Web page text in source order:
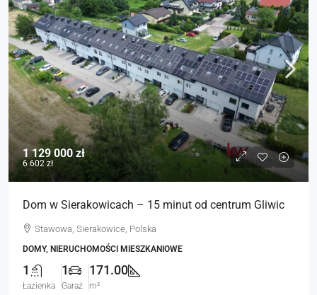
1 129 000 zł
6 602 zł
Dom w Sierakowicach – 15 minut od centrum Gliwic
Stawowa, Sierakowice, Polska
DOMY, NIERUCHOMOŚCI MIESZKANIOWE
1
Łazienka
1
Garaż
171.00
m²